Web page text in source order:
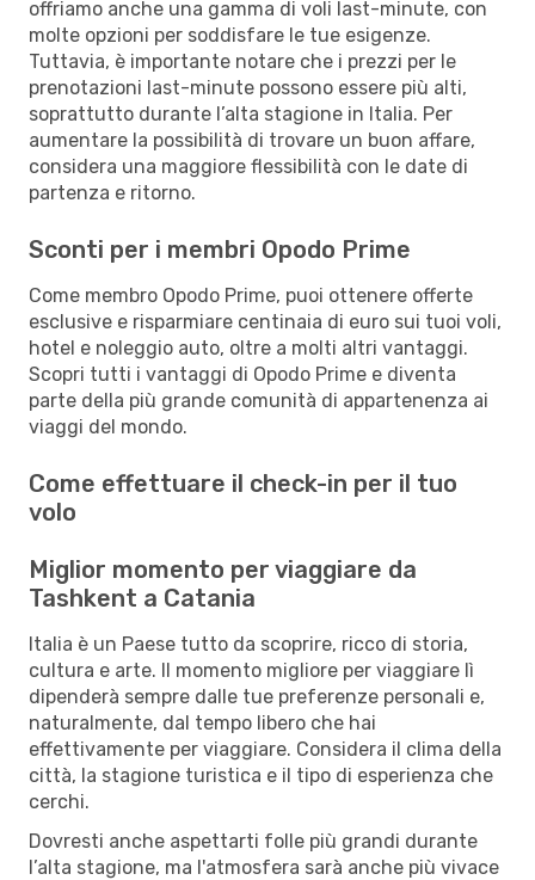
offriamo anche una gamma di voli last-minute, con
molte opzioni per soddisfare le tue esigenze.
Tuttavia, è importante notare che i prezzi per le
prenotazioni last-minute possono essere più alti,
soprattutto durante l’alta stagione in Italia. Per
aumentare la possibilità di trovare un buon affare,
considera una maggiore flessibilità con le date di
partenza e ritorno.
Sconti per i membri Opodo Prime
Come membro Opodo Prime, puoi ottenere offerte
esclusive e risparmiare centinaia di euro sui tuoi voli,
hotel e noleggio auto, oltre a molti altri vantaggi.
Scopri tutti i vantaggi di Opodo Prime e diventa
parte della più grande comunità di appartenenza ai
viaggi del mondo.
Come effettuare il check-in per il tuo
volo
Miglior momento per viaggiare da
Tashkent a Catania
Italia è un Paese tutto da scoprire, ricco di storia,
cultura e arte. Il momento migliore per viaggiare lì
dipenderà sempre dalle tue preferenze personali e,
naturalmente, dal tempo libero che hai
effettivamente per viaggiare. Considera il clima della
città, la stagione turistica e il tipo di esperienza che
cerchi.
Dovresti anche aspettarti folle più grandi durante
l’alta stagione, ma l'atmosfera sarà anche più vivace